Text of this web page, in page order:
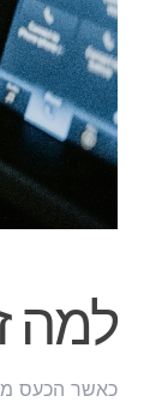
למה
כאשר הכעס